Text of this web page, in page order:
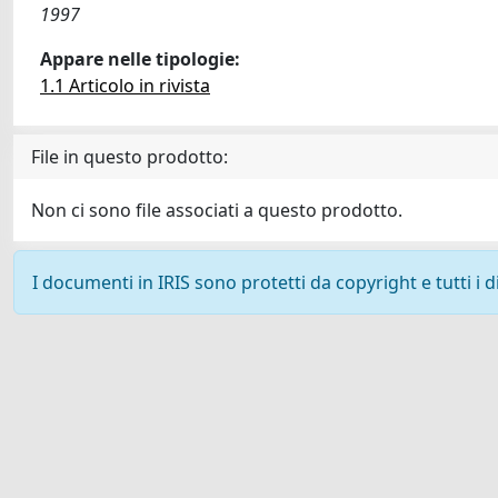
1997
Appare nelle tipologie:
1.1 Articolo in rivista
File in questo prodotto:
Non ci sono file associati a questo prodotto.
I documenti in IRIS sono protetti da copyright e tutti i